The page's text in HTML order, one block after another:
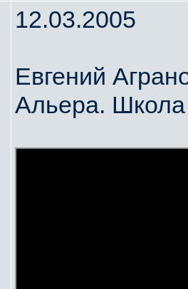
12.03.2005
Евгений
Альера. Школа